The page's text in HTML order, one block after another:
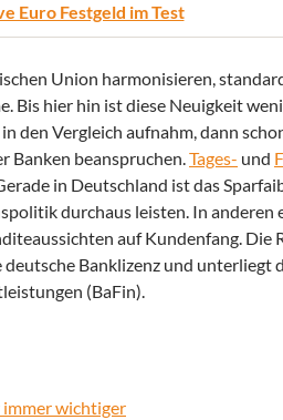
Euro Festgeld im Test
Union harmonisieren,
hier hin ist diese Neuigkeit
den Vergleich aufnahm, dann
Banken beanspruchen.Tages- und
in Deutschland ist das
durchaus leisten. In anderen
auf Kundenfang. Die
Banklizenz und unterliegt
(BaFin).
immer wichtiger